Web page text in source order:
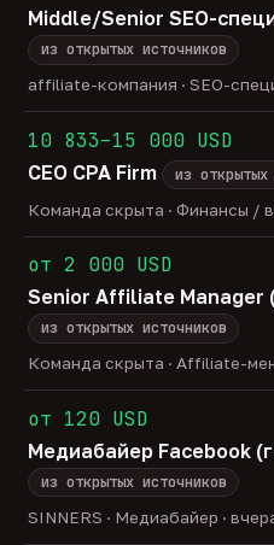
Middle/Senior SEO-
из открытых источников
affiliate-компания · SEO-
10 833–15 000 USD
CEO CPA Firm
из открытых
Команда скрыта · Финансы /
от 2 000 USD
Senior Affiliate Manager
из открытых источников
Команда скрыта · Affiliate-
от 120 USD
Медиабайер Facebook
из открытых источников
SINNERS · Медиабайер ·